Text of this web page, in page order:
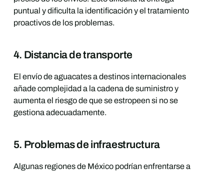
puntual y dificulta la identificación y el tratamiento
proactivos de los problemas.
4. Distancia de transporte
El envío de aguacates a destinos internacionales
añade complejidad a la cadena de suministro y
aumenta el riesgo de que se estropeen si no se
gestiona adecuadamente.
5. Problemas de infraestructura
Algunas regiones de México podrían enfrentarse a